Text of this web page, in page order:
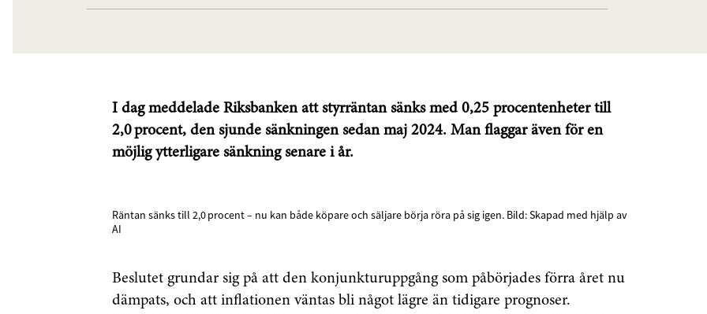
I dag meddelade Riksbanken att styrräntan sänks med 0,25 procentenheter till
2,0 procent, den sjunde sänkningen sedan maj 2024. Man flaggar även för en
möjlig ytterligare sänkning senare i år.
Räntan sänks till 2,0 procent – nu kan både köpare och säljare börja röra på sig igen. Bild: Skapad med hjälp av
AI
Beslutet grundar sig på att den konjunkturuppgång som påbörjades förra året nu
dämpats, och att inflationen väntas bli något lägre än tidigare prognoser.